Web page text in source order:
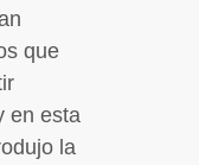
que
en esta
la